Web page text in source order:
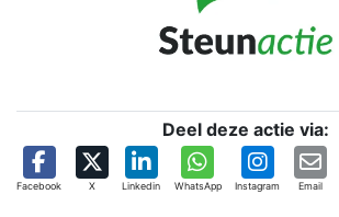
Deel deze actie via:
Facebook X Linkedin WhatsApp Instagram Email